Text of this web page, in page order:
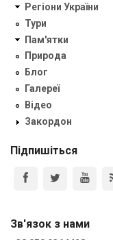
Регіони України
Тури
Пам'ятки
Природа
Блог
Галереї
Відео
Закордон
Підпишіться
Зв'язок з нами